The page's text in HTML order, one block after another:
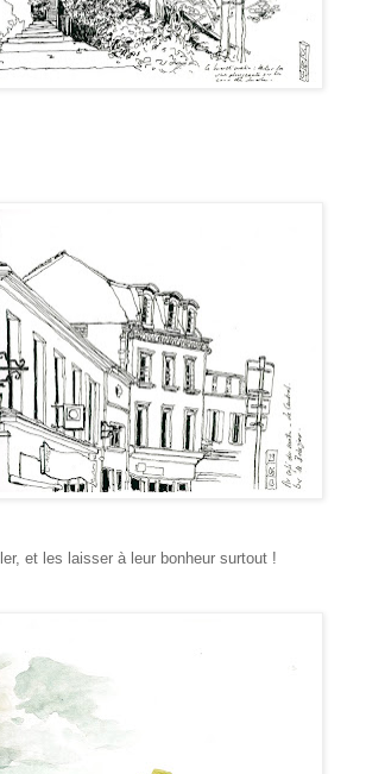
et les laisser à leur bonheur surtout !